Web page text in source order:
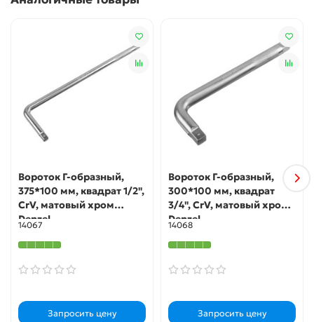
Вороток Г-образный,
375*100 мм, квадрат 1/2",
CrV, матовый хром
Denzel
14067
Запросить цену
Вороток Г-образный,
300*100 мм, квадрат
3/4", CrV, матовый хром
Denzel
14068
Запросить цену